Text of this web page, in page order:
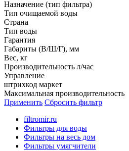
Назначение (тип фильтра)
Тип очищаемой воды
Страна
Тип воды
Гарантия
Габариты (В/Ш/Г), мм
Вес, кг
Производительность л/час
Управление
штрихкод маркет
Максимальная производительность
Применить Сбросить фильтр
filtromir.ru
Фильтры для воды
Фильтры на весь дом
Фильтры умягчители